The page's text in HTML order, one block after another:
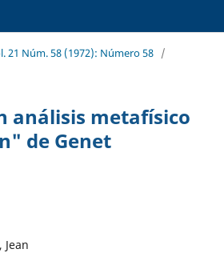
21 Núm. 58 (1972): Número 58 /
análisis metafísico
de Genet
Jean